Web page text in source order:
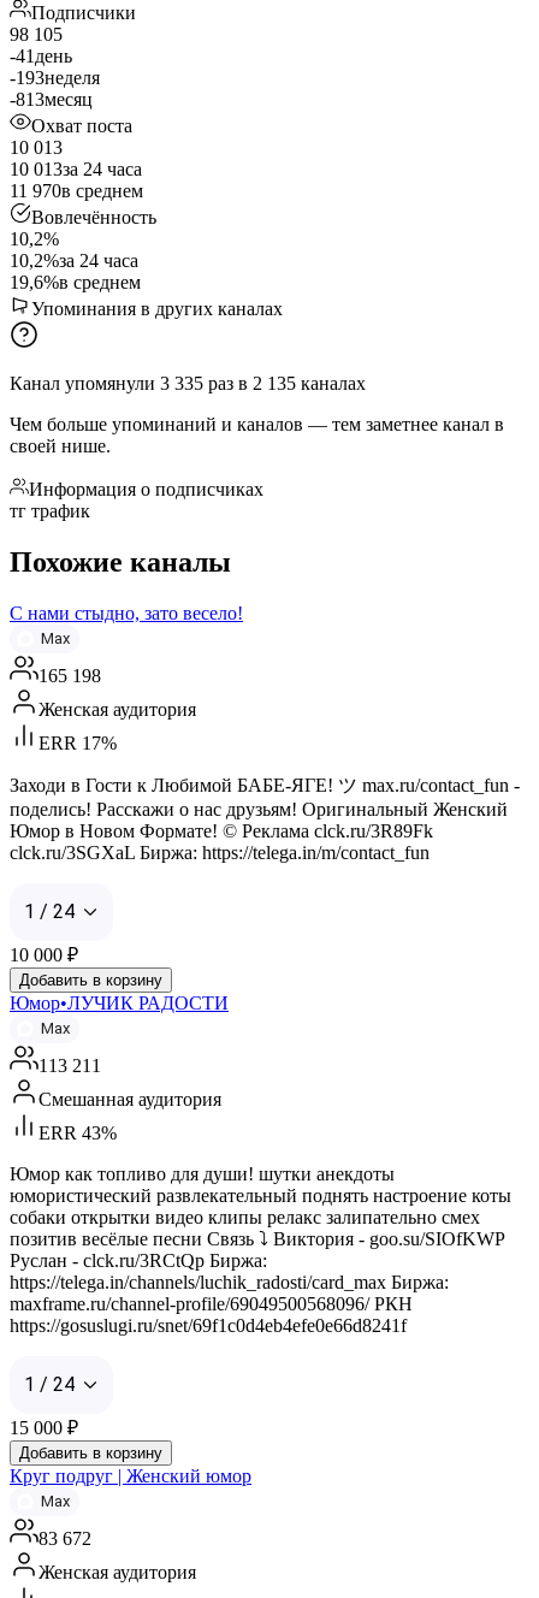
Подписчики
98 105
-41 день
-193неделя
-813месяц
Охват поста
10 013
10 013за 24 часа
11 970в среднем
Вовлечённость
10,2%
10,2%за 24 часа
19,6%в среднем
Упоминания в других каналах
Канал упомянули 3 335 раз в 2 135 каналах
Чем больше упоминаний и каналов — тем заметнее канал в
своей нише.
Информация о подписчиках
тг трафик
Похожие каналы
С нами стыдно, зато весело!
Max
165 198
Женская аудитория
ERR 17%
Заходи в Гости к Любимой БАБЕ-ЯГЕ! ツ max.ru/contact_fun -
поделись! Расскажи о нас друзьям! Оригинальный Женский
Юмор в Новом Формате! © Реклама clck.ru/3R89Fk
clck.ru/3SGXaL Биржа: https://telega.in/m/contact_fun
1 / 24
10 000 ₽
Добавить в корзину
Юмор•ЛУЧИК РАДОСТИ
Max
113 211
Смешанная аудитория
ERR 43%
Юмор как топливо для души! шутки анекдоты
юмористический развлекательный поднять настроение коты
собаки открытки видео клипы релакс залипательно смех
позитив весёлые песни Связь ⤵️ Виктория - goo.su/SIOfKWP
Руслан - clck.ru/3RCtQp Биржа:
https://telega.in/channels/luchik_radosti/card_max Биржа:
maxframe.ru/channel-profile/69049500568096/ РКН
https://gosuslugi.ru/snet/69f1c0d4eb4efe0e66d8241f
1 / 24
15 000 ₽
Добавить в корзину
Круг подруг | Женский юмор
Max
83 672
Женская аудитория